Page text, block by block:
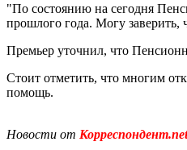
"По состоянию на сегодня
прошлого года. Могу
Премьер уточнил, что
Стоит отметить, что многим
помощь.
Новости от